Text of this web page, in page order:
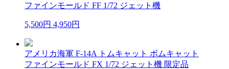
ファインモールド FF 1/72 ジェット機
5,500円 4,950円
アメリカ海軍 F-14A トムキャット ボムキャット
ファインモールド FX 1/72 ジェット機 限定品